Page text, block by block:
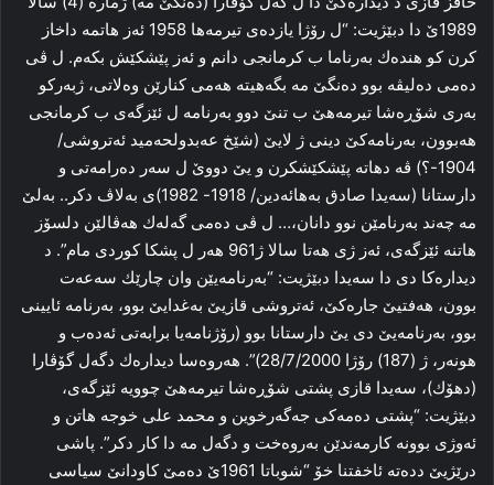
1989ێ دا دبێژيت: “ل رۆژا يازده‌ى تيرمه‌ها 1958 ئه‌ز هاتمه‌ داخاز
كرن كو هنده‌ك به‌رناما ب كرمانجى دانم و ئه‌ز پێشكێش بكه‌م. ل ڤى
ده‌مى ده‌ليڤه‌ بوو ده‌نگێ مه‌ بگه‌هيته‌ هه‌مى كنارێن وه‌لاتى، ژبه‌ركو
به‌رى شۆڕه‌شا تيرمه‌هێ ب تنێ دوو به‌رنامه‌ ل ئێزگه‌ى ب كرمانجى
هه‌بوون، به‌رنامه‌كێ دينى ژ لايێ (شێخ عه‌بدولحه‌ميد ئه‌تروشى/
1904-؟) ڤه‌ دهاته‌ پێشكێشكرن و يێ دووێ ل سه‌ر ده‌رامه‌تى و
دارستانا (سه‌يدا صادق به‌هائه‌دين/ 1918- 1982)ى به‌لاڤ دكر.. به‌لێ
مه‌ چه‌ند به‌رنامێن نوو دانان،… ل ڤى ده‌مى گه‌له‌ك هه‌ڤالێن دلسۆز
هاتنه‌ ئێزگه‌ى، ئه‌ز ژى هه‌تا سالا ژ961 هه‌ر ل پشكا كوردى مام”. د
ديداره‌كا دى دا سه‌يدا دبێژيت: “به‌رنامه‌يێن وان چارێك سه‌عه‌ت
بوون، هه‌فتيێ جاره‌كێ، ئه‌تروشى قازيێ به‌غدایێ بوو، به‌رنامه‌ ئايينى
بوو، به‌رنامه‌يێ دى يێ دارستانا بوو (رۆژنامه‌يا برابه‌تى ئه‌ده‌ب و
هونه‌ر، ژ (187) رۆژا 28/7/2000)”. هه‌روه‌سا ديداره‌ك دگه‌ل گۆڤارا
(دهۆك)، سه‌يدا قازى پشتى شۆڕه‌شا تيرمه‌هێ چوويه‌ ئێزگه‌ى،
دبێژيت: “پشتى ده‌مه‌كى جه‌گه‌رخوين و محمد على خوجه‌ هاتن و
ئه‌وژى بوونه‌ كارمه‌ندێن به‌روه‌خت و دگه‌ل مه‌ دا كار دكر‌”. پاشى
درێژيێ دده‌ته‌ ئاخفتنا خۆ “شوباتا 1961ێ ده‌مێ كاودانێ سياسى